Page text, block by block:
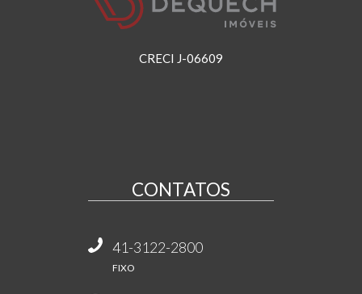
CRECI J-06609
CONTATOS
41-3122-2800
FIXO